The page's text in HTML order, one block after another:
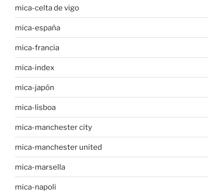
mica-celta de vigo
mica-españa
mica-francia
mica-index
mica-japón
mica-lisboa
mica-manchester city
mica-manchester united
mica-marsella
mica-napoli